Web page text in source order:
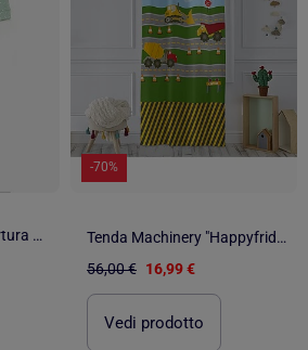
Tuta da notte con apertura a zip - collezione facile da indossare
-70%
Tenda Machinery "Happyfriday
56,00 € 16,99 €
Vedi prodotto